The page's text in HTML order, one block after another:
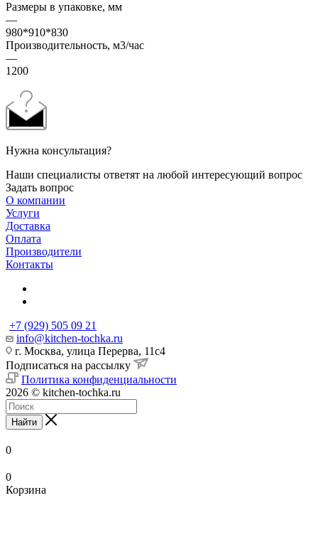
Размеры в упаковке, мм
—
980*910*830
Производительность, м3/час
—
1200
Нужна консультация?
Наши специалисты ответят на любой интересующий вопрос
Задать вопрос
О компании
Услуги
Доставка
Оплата
Производители
Контакты
+7 (929) 505 09 21
info@kitchen-tochka.ru
г. Москва, улица Перерва, 11с4
Подписаться на рассылку
Политика конфиденциальности
2026 © kitchen-tochka.ru
Найти
0
0
Корзина